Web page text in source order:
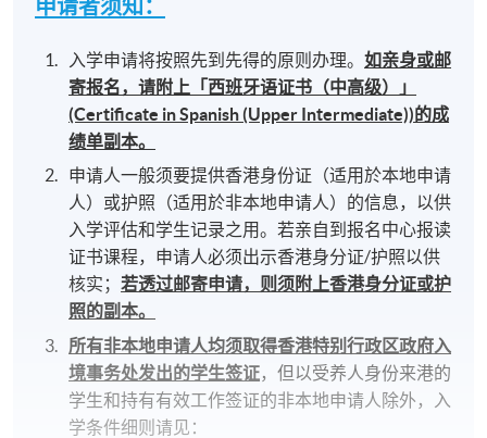
申请者须知：
入学申请将按照先到先得的原则办理。如亲身或邮
寄报名，请附上「西班牙语证书（中高级）」
(Certificate in Spanish (Upper Intermediate))的成
绩单副本。
申请人一般须要提供香港身份证（适用於本地申请
人）或护照（适用於非本地申请人）的信息，以供
入学评估和学生记录之用。若亲自到报名中心报读
证书课程，申请人必须出示香港身分证/护照以供
核实；若透过邮寄申请，则须附上香港身分证或护
照的副本。
所有非本地申请人均须取得香港特别行政区政府入
境事务处发出的学生签证，但以受养人身份来港的
学生和持有有效工作签证的非本地申请人除外，入
学条件细则请见：